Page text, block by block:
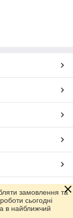
замовлення та
сьогодні
в найближчий